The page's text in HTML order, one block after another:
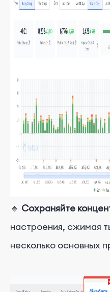
🔹 Сохраняйте
настроения, сжимая
несколько основных